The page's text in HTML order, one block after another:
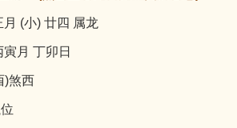
(小) 廿四 属龙
月 丁卯日
煞西